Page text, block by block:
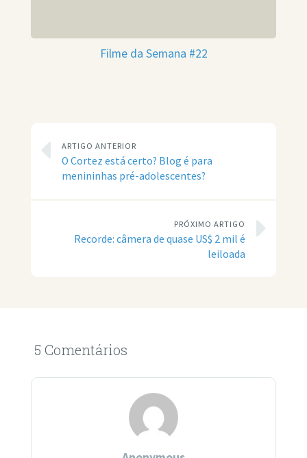
Filme da Semana #22
ARTIGO ANTERIOR
O Cortez está certo? Blog é para
menininhas pré-adolescentes?
PRÓXIMO ARTIGO
Recorde: câmera de quase US$ 2 mil é
leiloada
5 Comentários